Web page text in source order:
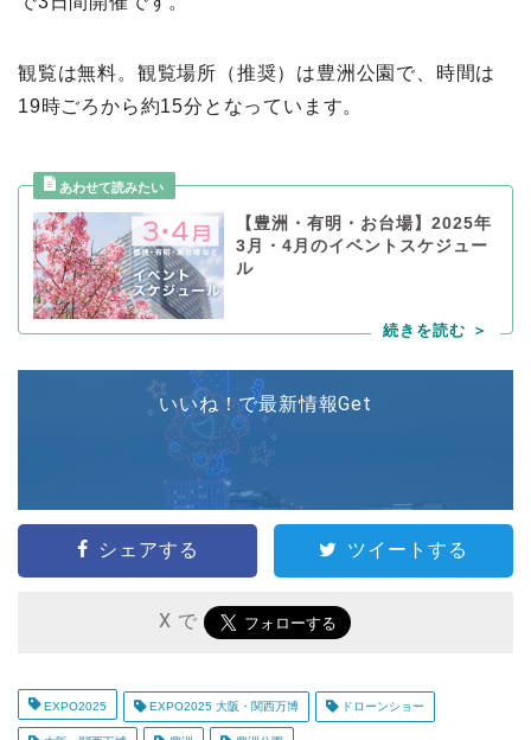
観覧は無料。観覧場所（推奨）は豊洲公園で、時間は
19時ごろから約15分となっています。
【豊洲・有明・お台場】2025年
3月・4月のイベントスケジュー
ル
いいね！で最新情報Get
シェアする ツイートする
X で
EXPO2025 EXPO2025 大阪・関西万博 ドローンショー